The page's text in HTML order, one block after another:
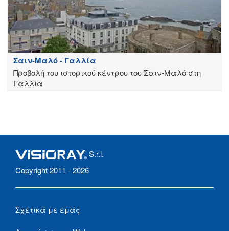
Σαιν-Μαλό - Γαλλία
Προβολή του ιστορικού κέντρου του Σαιν-Μαλό στη
Γαλλία
S.r.l.
Copyright 2011 - 2026
Σχετικά με εμάς